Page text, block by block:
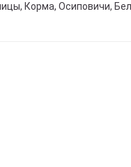
Корма, Осиповичи,